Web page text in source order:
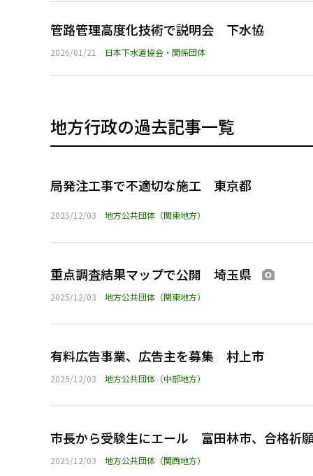
管路管理高度化技術で説明会 下水協
2026/01/21 日本下水道協会・関係団体
地方行政の過去記事一覧
局発注工事で不適切な施工 東京都
2025/12/03 地方公共団体（関東地方）
重点調査結果マップで公開 埼玉県
2025/12/03 地方公共団体（関東地方）
有料広告事業、広告主を募集 村上市
2025/12/03 地方公共団体（中部地方）
市長から受験生にエール 富田林市、合格祈
2025/12/03 地方公共団体（関西地方）